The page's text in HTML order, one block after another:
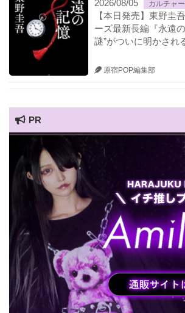
2026/08/05 カルチャー
【本日発売】東野圭
ーズ最新長編『永遠
謎”がついに明かされ
原宿POP編集部
PR
HARAJUKU POP TV